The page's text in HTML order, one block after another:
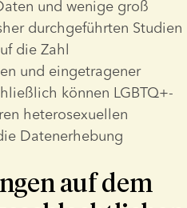
und wenige groß
durchgeführten Studien
die Zahl
und eingetragener
können LGBTQ+-
heterosexuellen
Datenerhebung
auf dem